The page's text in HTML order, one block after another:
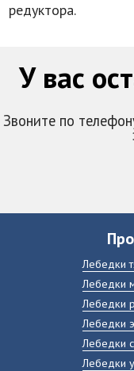
редуктора.
У вас
Звоните по
Лебедки
Лебедки
Лебедки
Лебедки
Лебедки
Лебедки